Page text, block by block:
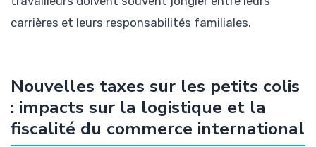
carrières et leurs responsabilités familiales.
Nouvelles taxes sur les petits colis
: impacts sur la logistique et la
fiscalité du commerce international